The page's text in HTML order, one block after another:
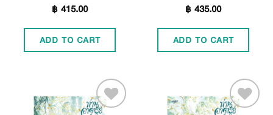
฿415.00
ADD TO CART
฿435.00
ADD TO CART